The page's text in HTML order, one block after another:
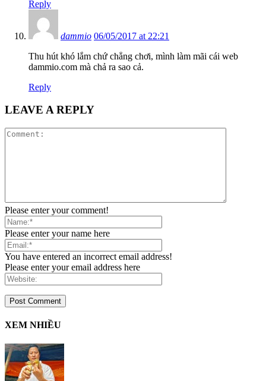
Reply
dammio 06/05/2017 at 22:21
Thu hút khó lắm chứ chẳng chơi, mình làm mãi cái web
dammio.com mà chả ra sao cả.
Reply
LEAVE A REPLY
Please enter your comment!
Please enter your name here
You have entered an incorrect email address!
Please enter your email address here
XEM NHIỀU